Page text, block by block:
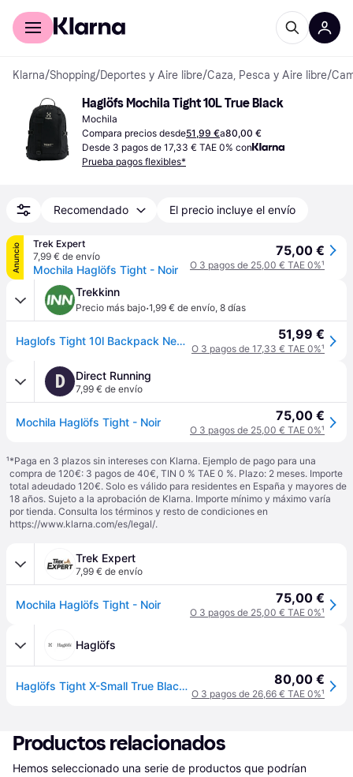
Comprar con Klarna
Klarna/Shopping/Deportes y Aire libre/Caza, Pesca y Aire libre/
Haglöfs Mochila Tight 10L True Black
Mochila
Compara precios desde51,99 €a80,00 €
Desde 3 pagos de 17,33 € TAE 0% con
Prueba pagos flexibles*
Recomendado El precio incluye el envío
Anuncio
Trek Expert
7,99 € de envío
Mochila Haglöfs Tight - Noir
75,00 €
O 3 pagos de 25,00 € TAE 0%¹
Trekkinn
Precio más bajo·1,99 € de envío, 8 días
Haglofs Tight 10l Backpack Negro 51,99 €
O 3 pagos de 17,33 € TAE 0%¹
D Direct Running
7,99 € de envío
Mochila Haglöfs Tight - Noir 75,00 €
O 3 pagos de 25,00 € TAE 0%¹
¹*Paga en 3 plazos sin intereses con Klarna. Ejemplo de pago para una
compra de 120€: 3 pagos de 40€, TIN 0 % TAE 0 %. Plazo: 2 meses. Importe
total adeudado 120€. Solo es válido para residentes en España y mayores de
18 años. Sujeto a la aprobación de Klarna. Importe mínimo y máximo varía
por tienda. Consulta los términos y resto de condiciones en
https://www.klarna.com/es/legal/.
Trek Expert
7,99 € de envío
Mochila Haglöfs Tight - Noir 75,00 €
O 3 pagos de 25,00 € TAE 0%¹
Haglöfs
Haglöfs Tight X-Small True Black - 1-SIZE 80,00 €
O 3 pagos de 26,66 € TAE 0%¹
Productos relacionados
Hemos seleccionado una serie de productos que podrían